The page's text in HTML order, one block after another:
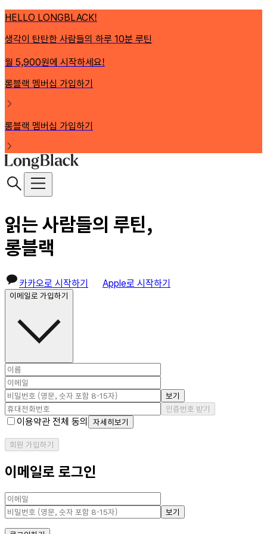
HELLO LONGBLACK!
생각이 탄탄한 사람들의 하루 10분 루틴
월 5,900원에 시작하세요!
롱블랙 멤버십 가입하기
롱블랙 멤버십 가입하기
읽는 사람들의 루틴,
롱블랙
카카오로 시작하기 Apple로 시작하기
이메일로 가입하기
보기
인증번호 받기
이용약관 전체 동의 자세히보기
회원 가입하기
이메일로 로그인
보기